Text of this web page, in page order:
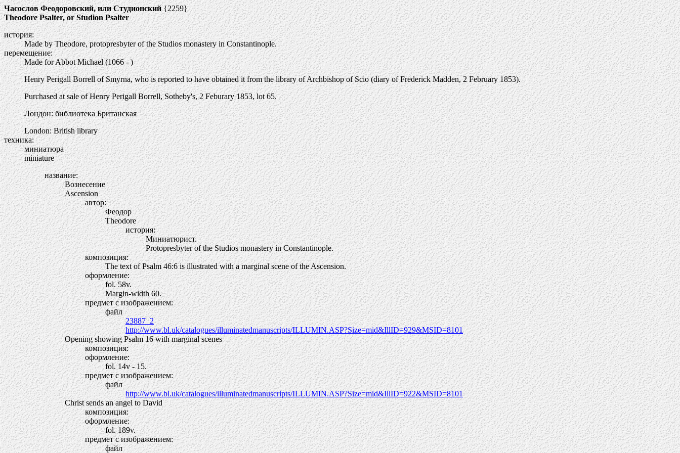
Часослов Феодоровский, или Студионский{2259}
Theodore Psalter, or Studion Psalter
история:
Made by Theodore, protopresbyter of the Studios monastery in Constantinople.
перемещение:
Made for Abbot Michael (1066 - )
Henry Perigall Borrell of Smyrna, who is reported to have obtained it from the library of Archbishop of Scio (diary of Frederick Madden, 2 February 1853).
Purchased at sale of Henry Perigall Borrell, Sotheby's, 2 Feburary 1853, lot 65.
Лондон: библиотека Британская
London: British library
техника:
миниатюра
miniature
название:
Вознесение
Ascension
автор:
Феодор
Theodore
история:
Миниатюрист.
Protopresbyter of the Studios monastery in Constantinople.
композиция:
The text of Psalm 46:6 is illustrated with a marginal scene of the Ascension.
оформление:
fol. 58v.
Margin-width 60.
предмет с изображением:
файл
23887_2
http://www.bl.uk/catalogues/illuminatedmanuscripts/ILLUMIN.ASP?Size=mid&IllID=929&MSID=8101
Opening showing Psalm 16 with marginal scenes
композиция:
оформление:
fol. 14v - 15.
предмет с изображением:
файл
http://www.bl.uk/catalogues/illuminatedmanuscripts/ILLUMIN.ASP?Size=mid&IllID=922&MSID=8101
Christ sends an angel to David
композиция:
оформление:
fol. 189v.
предмет с изображением:
файл